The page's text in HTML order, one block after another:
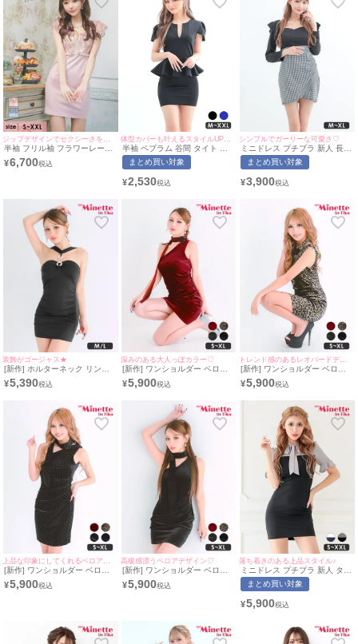
半袖 フリル袖 フラワーレース
バストジップ ウエストベルト
切り替え タイトミニドレス (S
¥6,700
半袖 ペプラム 谷間 タイト ミ
ニドレス (今井アンジェリカ着
用/M~XXLサイズ対応) |
まとめ買い対象
¥2,530
シンプルでガーリーな可愛さ♡
ミニドレス プチプラ 新人 長袖
ラウンジ チェック柄 低身長 谷
間 フリル ウエスト切り替え 黒
サイズ対応) | myMinette/マイ
まとめ買い対象
¥3,900
装飾がゴージャス★
[新作] ホルターネック リング
パーツ ミニドレス (M~Lサイズ
対応/みのり着用) | myMinette/
¥5,390
深みのある大人っぽカラー♡
[新作] ワンショルダー ベロア
ワインレッド スカーフ タイト
ドレス (みのり着用/S~XLサイ
¥5,900
トレンド感のあるレオパードデザイン♪
[新作] ワンショルダー ベロア
レオパード スカーフ タイトド
レス (ねおん着用/S~XLサイズ
¥5,900
[新作] ワンショルダー ベロア
ドット 黒 タイトドレス (ねお
ん着用/S~XLサイズ対応) |
¥5,900
高級感漂うベロアデザイン♡
[新作] ワンショルダー ベロア
黒 タイトドレス (みのり着
用/S~XLサイズ対応) |
¥5,900
落ち着きのある上品スタイル♪
ミニドレス プチプラ 新人 タイ
ト ワンピース 半袖 低身長 胸
元隠し リボン グレー 黒 キャ
用/S~XXLサイズ対応) |
まとめ買い対象
¥5,900